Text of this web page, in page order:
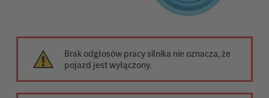
Brak odgłosów pracy silnika nie oznacza, że
pojazd jest wyłączony.